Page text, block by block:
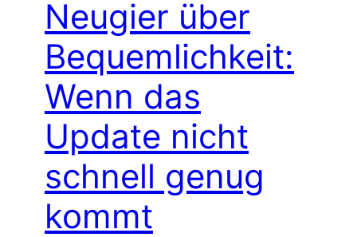
Neugier über
Bequemlichkeit:
Wenn das
Update nicht
schnell genug
kommt